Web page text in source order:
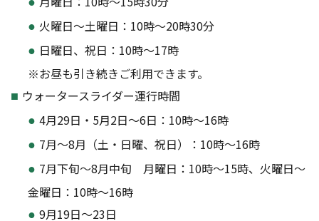
火曜日～土曜日：10時～20時30分
日曜日、祝日：10時～17時
※お昼も引き続きご利用できます。
ウォータースライダー運行時間
4月29日・5月2日～6日：10時～16時
7月〜8月（土・日曜、祝日）：10時～16時
7月下旬〜8月中旬 月曜日：10時～15時、火曜日〜
金曜日：10時～16時
9月19日～23日